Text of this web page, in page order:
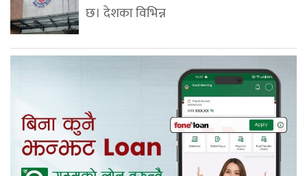
छ। देशका विभिन्न